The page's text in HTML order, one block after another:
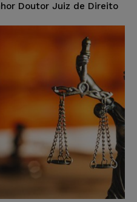
Doutor Juiz de Direito